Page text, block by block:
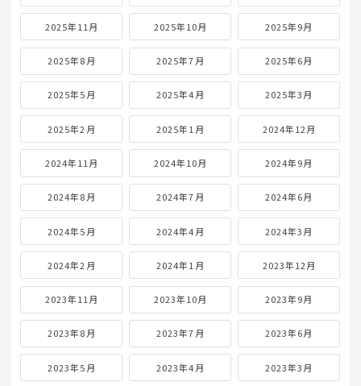
2025年11月 2025年10月 2025年9月
2025年8月 2025年7月 2025年6月
2025年5月 2025年4月 2025年3月
2025年2月 2025年1月 2024年12月
2024年11月 2024年10月 2024年9月
2024年8月 2024年7月 2024年6月
2024年5月 2024年4月 2024年3月
2024年2月 2024年1月 2023年12月
2023年11月 2023年10月 2023年9月
2023年8月 2023年7月 2023年6月
2023年5月 2023年4月 2023年3月